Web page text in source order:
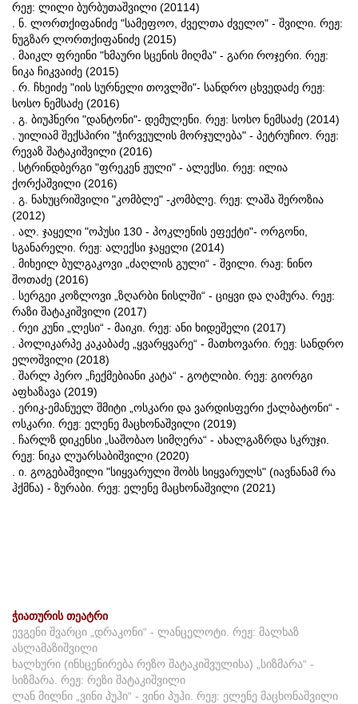
რეჟ: ლილი ბურბუთაშვილი (20114)
. ნ. ლორთქიფანიძე "სამეფოო, ძველთა ძველო" - შვილი. რეჟ:
ნუგზარ ლორთქიფანიძე (2015)
. მაიკლ ფრეინი "ხმაური სცენის მიღმა" - გარი როჯერი. რეჟ:
ნიკა ჩიკვაიძე (2015)
. რ. ჩხეიძე "იის სურნელი თოვლში"- სანდრო ცხვედაძე რეჟ:
სოსო ნემსაძე (2016)
. გ. ბიუჰნერი "დანტონი"- დემულენი. რეჟ: სოსო ნემსაძე (2014)
. უილიამ შექსპირი "ჭირვეულის მორჯულება" - პეტრუჩიო. რეჟ:
რევაზ შატაკიშვილი (2016)
. სტრინდბერგი "ფრეკენ ჟული" - ალექსი. რეჟ: ილია
ქორქაშვილი (2016)
. გ. ნახუცრიშვილი "კომბლე" -კომბლე. რეჟ: ლაშა შეროზია
(2012)
. ალ. ჯაყელი "ოპუსი 130 - პოკლენის ეფექტი"- ორგონი,
სგანარელი. რეჟ: ალექსი ჯაყელი (2014)
. მიხეილ ბულგაკოვი „ძაღლის გული“ - შვილი. რაჟ: ნინო
შოთაძე (2016)
. სერგეი კოზლოვი „ზღარბი ნისლში“ - ციყვი და ღამურა. რეჟ:
რაზი შატაკიშვილი (2017)
. რეი კუნი „ლესი“ - მაიკი. რეჟ: ანი ხიდეშელი (2017)
. პოლიკარპე კაკაბაძე „ყვარყვარე“ - მათხოვარი. რეჟ: სანდრო
ელოშვილი (2018)
. შარლ პერო „ჩექმებიანი კატა“ - გოტლიბი. რეჟ: გიორგი
აფხაზავა (2019)
. ერიკ-ემანუელ შმიტი „ოსკარი და ვარდისფერი ქალბატონი“ -
ოსკარი. რეჟ: ელენე მაცხონაშვილი (2019)
. ჩარლზ დიკენსი „საშობაო სიმღერა“ - ახალგაზრდა სკრუჯი.
რეჟ: ნიკა ლუარსაბიშვილი (2020)
. ი. გოგებაშვილი "სიყვარული შობს სიყვარულს" (იავნანამ რა
ჰქმნა) - ზურაბი. რეჟ: ელენე მაცხონაშვილი (2021)
ჭიათურის თეატრი
ევგენი შვარცი „დრაკონი“ - ლანცელოტი. რეჟ: მალხაზ
ასლამაზიშვილი
ხალხური (ინსცენირება რეზო შატაკიშვულისა) „სიზმარა“ -
სიზმარა. რეჟ: რეზი შატაკიშვილი
ლან მილნი „ვინი პუჰი“ - ვინი პუჰი. რეჟ: ელენე მაცხონაშვილი